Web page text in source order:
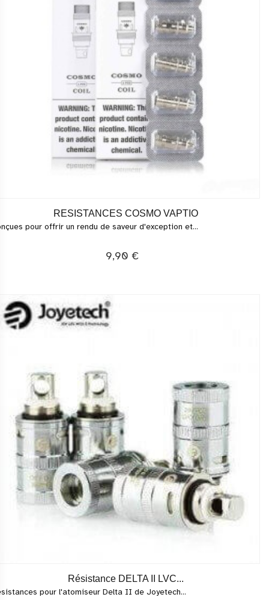
RESISTANCES COSMO VAPTIO
pour offrir un rendu de saveur d'exception et...
9,90 €
Résistance DELTA II LVC...
pour l'atomiseur Delta II de Joyetech...